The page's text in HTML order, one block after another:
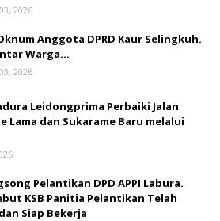
2026
Anggota DPRD Kaur Selingkuh.
Warga…
2026
Leidongprima Perbaiki Jalan
Lama dan Sukarame Baru melalui
Pelantikan DPD APPI Labura.
KSB Panitia Pelantikan Telah
Siap Bekerja